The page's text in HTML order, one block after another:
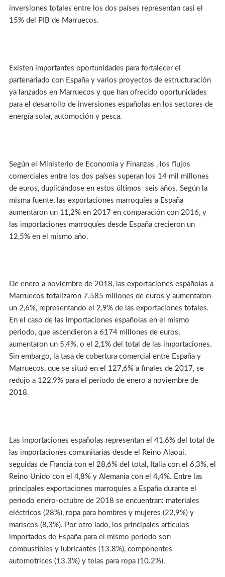
inversiones totales entre los dos países representan casi el
15% del PIB de Marruecos.
Existen importantes oportunidades para fortalecer el
partenariado con España y varios proyectos de estructuración
ya lanzados en Marruecos y que han ofrecido oportunidades
para el desarrollo de inversiones españolas en los sectores de
energía solar, automoción y pesca.
Según el Ministerio de Economía y Finanzas , los flujos
comerciales entre los dos países superan los 14 mil millones
de euros, duplicándose en estos últimos seis años. Según la
misma fuente, las exportaciones marroquíes a España
aumentaron un 11,2% en 2017 en comparación con 2016, y
las importaciones marroquíes desde España crecieron un
12,5% en el mismo año.
De enero a noviembre de 2018, las exportaciones españolas a
Marruecos totalizaron 7.585 millones de euros y aumentaron
un 2,6%, representando el 2,9% de las exportaciones totales.
En el caso de las importaciones españolas en el mismo
periodo, que ascendieron a 6174 millones de euros,
aumentaron un 5,4%, o el 2,1% del total de las importaciones.
Sin embargo, la tasa de cobertura comercial entre España y
Marruecos, que se situó en el 127,6% a finales de 2017, se
redujo a 122,9% para el período de enero a noviembre de
2018.
Las importaciones españolas representan el 41,6% del total de
las importaciones comunitarias desde el Reino Alaouí,
seguidas de Francia con el 28,6% del total, Italia con el 6,3%, el
Reino Unido con el 4,8% y Alemania con el 4,4%. Entre las
principales exportaciones marroquíes a España durante el
período enero-octubre de 2018 se encuentran: materiales
eléctricos (28%), ropa para hombres y mujeres (22,9%) y
mariscos (8,3%). Por otro lado, los principales artículos
importados de España para el mismo período son
combustibles y lubricantes (13.8%), componentes
automotrices (13.3%) y telas para ropa (10.2%).